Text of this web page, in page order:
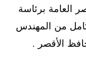
العامة برئاسة
من المهندس
الأقصر .